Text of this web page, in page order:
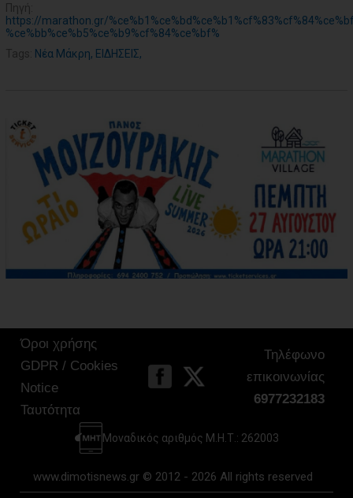
Πηγή:
https://marathon.gr/
%ce%bb%ce%b5%ce%b9%cf%84%ce%bf%
Tags: Νέα Μάκρη, ΕΙΔΗΣΕΙΣ,
Όροι χρήσης
GDPR / Cookies
Notice
Ταυτότητα
Τηλέφωνο
επικοινωνίας
6977232183
Μοναδικός αριθμός Μ.Η.Τ.: 262003
www.dimotisnews.gr © 2012 - 2026 All rights reserved